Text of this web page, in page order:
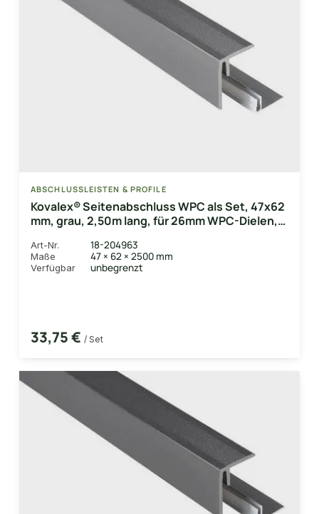
ABSCHLUSSLEISTEN & PROFILE
Kovalex® Seitenabschluss WPC als Set, 47x62
mm, grau, 2,50m lang, für 26mm WPC-Dielen,
Art-Nr. 18-204963
Maße 47 × 62 × 2500 mm
Verfügbar unbegrenzt
33,75 € / Set